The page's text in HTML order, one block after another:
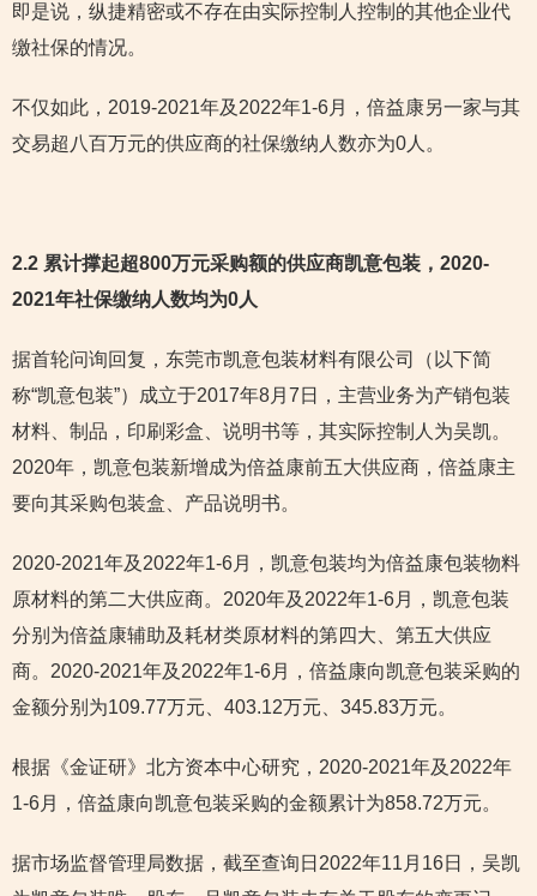
即是说，纵捷精密或不存在由实际控制人控制的其他企业代
缴社保的情况。
不仅如此，2019-2021年及2022年1-6月，倍益康另一家与其
交易超八百万元的供应商的社保缴纳人数亦为0人。
2.2 累计撑起超800万元采购额的供应商凯意包装，2020-
2021年社保缴纳人数均为0人
据首轮问询回复，东莞市凯意包装材料有限公司（以下简
称“凯意包装”）成立于2017年8月7日，主营业务为产销包装
材料、制品，印刷彩盒、说明书等，其实际控制人为吴凯。
2020年，凯意包装新增成为倍益康前五大供应商，倍益康主
要向其采购包装盒、产品说明书。
2020-2021年及2022年1-6月，凯意包装均为倍益康包装物料
原材料的第二大供应商。2020年及2022年1-6月，凯意包装
分别为倍益康辅助及耗材类原材料的第四大、第五大供应
商。2020-2021年及2022年1-6月，倍益康向凯意包装采购的
金额分别为109.77万元、403.12万元、345.83万元。
根据《金证研》北方资本中心研究，2020-2021年及2022年
1-6月，倍益康向凯意包装采购的金额累计为858.72万元。
据市场监督管理局数据，截至查询日2022年11月16日，吴凯